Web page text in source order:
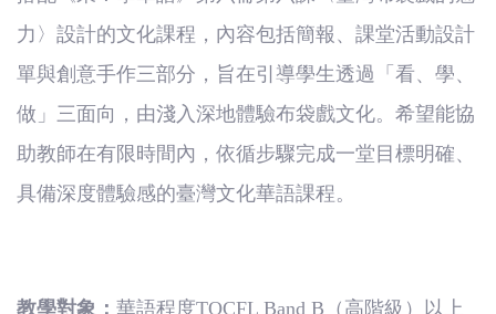
僑
務
委
員
力〉設計的文化課程，內容包括簡報、課堂活動設計
單與創意手作三部分，旨在引導學生透過「看、學、
做」三面向，由淺入深地體驗布袋戲文化。希望能協
助教師在有限時間內，依循步驟完成一堂目標明確、
具備深度體驗感的臺灣文化華語課程。
教學對象： 華語程度TOCFL Band B （高階級）以上